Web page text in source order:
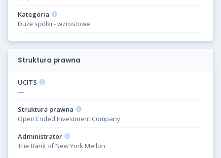
Kategoria
Duże spółki - wzrostowe
Struktura prawna
UCITS
—
Struktura prawna
Open Ended Investment Company
Administrator
The Bank of New York Mellon